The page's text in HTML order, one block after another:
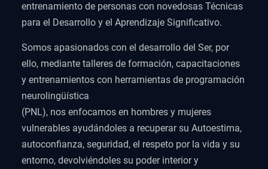
entrenamiento de personas con novedosas Técnicas
para el Desarrollo y el Aprendizaje Significativo.
Somos apasionados con el desarrollo del Ser, por
ello, mediante talleres de formación, capacitaciones
y entrenamientos con herramientas de programación
neurolingüística
(PNL), nos enfocamos en hombres y mujeres
vulnerables ayudándoles a recuperar su Autoestima,
autoconfianza, seguridad, el respeto por la vida y su
entorno, devolviéndoles su poder interior y